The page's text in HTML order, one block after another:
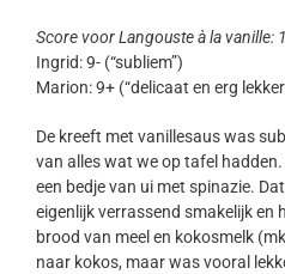
Score voor Langouste à la vanille:
Ingrid: 9- (“subliem”)
Marion: 9+ (“delicaat en erg
De kreeft met vanillesaus was
van alles wat we op tafel
een bedje van ui met spinazie.
eigenlijk verrassend smakelijk en
brood van meel en kokosmelk
naar kokos, maar was vooral